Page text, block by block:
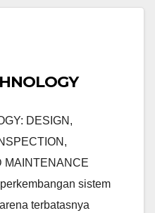
DESIGN,
MAINTENANCE
sistem
terbatasnya